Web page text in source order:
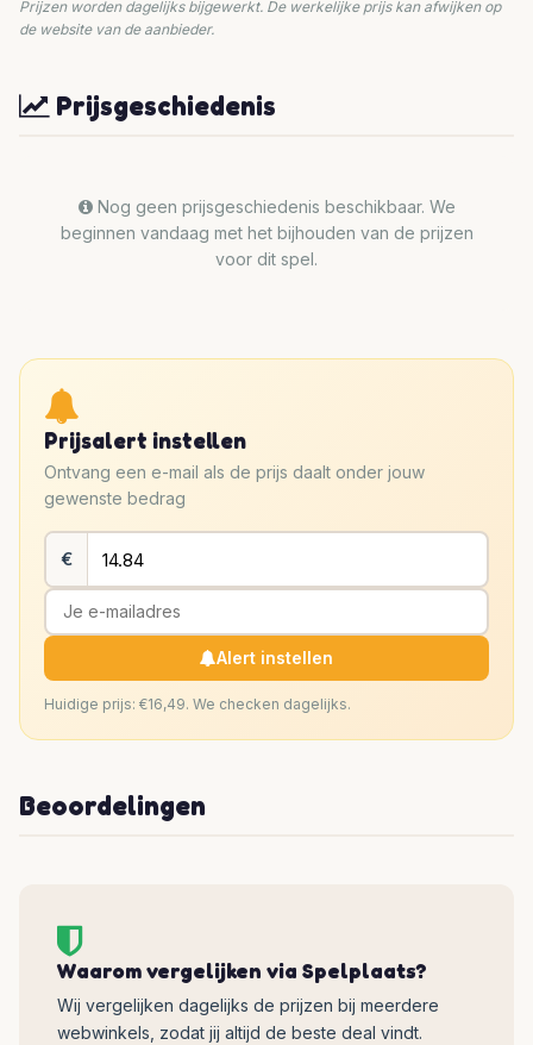
Prijzen worden dagelijks bijgewerkt. De werkelijke prijs kan afwijken op
de website van de aanbieder.
Prijsgeschiedenis
Nog geen prijsgeschiedenis beschikbaar. We
beginnen vandaag met het bijhouden van de prijzen
voor dit spel.
Prijsalert instellen
Ontvang een e-mail als de prijs daalt onder jouw
gewenste bedrag
€
Alert instellen
Huidige prijs: €16,49. We checken dagelijks.
Beoordelingen
Waarom vergelijken via Spelplaats?
Wij vergelijken dagelijks de prijzen bij meerdere
webwinkels, zodat jij altijd de beste deal vindt.